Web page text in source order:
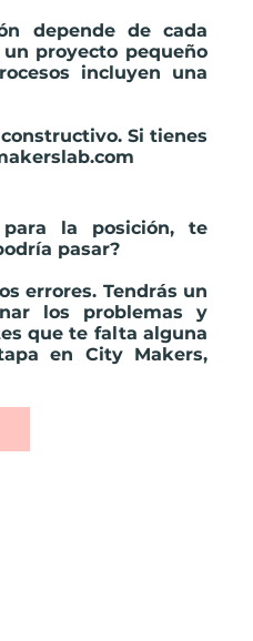
depende de cada
proyecto pequeño
incluyen una
Si tienes
la posición, te
pasar?
errores. Tendrás un
los problemas y
que te falta alguna
en City Makers,